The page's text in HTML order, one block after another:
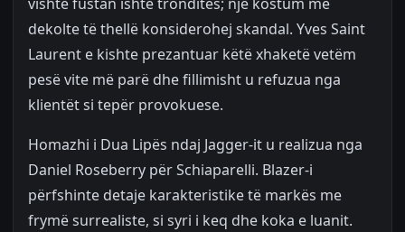
dekolte të thellë konsiderohej skandal. Yves Saint
Laurent e kishte prezantuar këtë xhaketë vetëm
pesë vite më parë dhe fillimisht u refuzua nga
klientët si tepër provokuese.
Homazhi i Dua Lipës ndaj Jagger-it u realizua nga
Daniel Roseberry për Schiaparelli. Blazer-i
përfshinte detaje karakteristike të markës me
frymë surrealiste, si syri i keq dhe koka e luanit.